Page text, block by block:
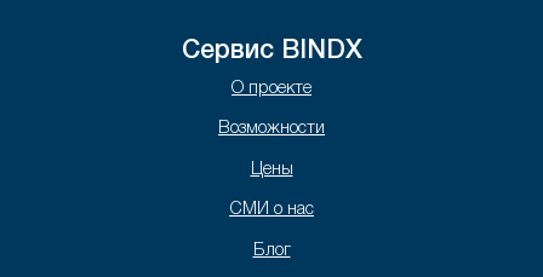
Сервис BINDX
О проекте
Возможности
Цены
СМИ о нас
Блог